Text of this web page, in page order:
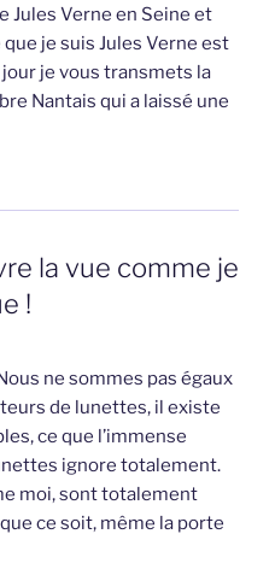
Jules Verne en Seine et
je suis Jules Verne est
je vous transmets la
Nantais qui a laissé une
la vue comme je
!
ne sommes pas égaux
de lunettes, il existe
ce que l’immense
ignore totalement.
moi, sont totalement
ce soit, même la porte